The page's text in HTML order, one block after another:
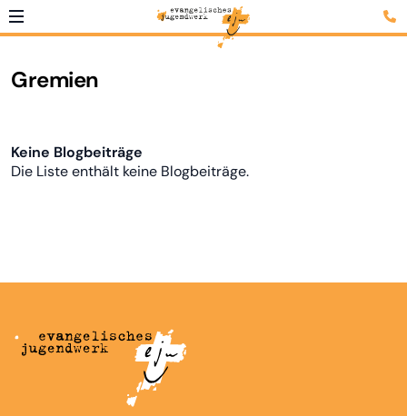
Gremien
Keine Blogbeiträge
Die Liste enthält keine Blogbeiträge.